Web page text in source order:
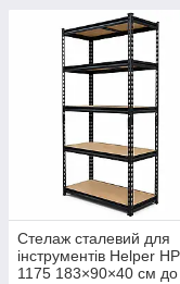
Стелаж сталевий для
інструментів Helper
1175 183×90×40 см